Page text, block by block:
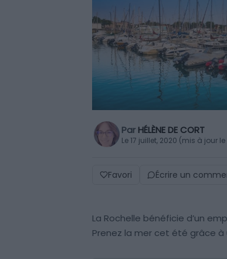
Par HÉLÈNE DE CORT
Le 17 juillet, 2020 (mis à jour
Favori Écrire un
La Rochelle bénéficie d’un
Prenez la mer cet été grâce